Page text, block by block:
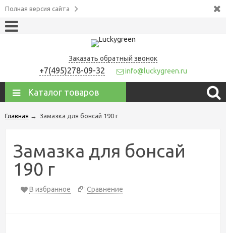
Полная версия сайта
Заказать обратный звонок
+7(495)278-09-32 info@luckygreen.ru
Каталог товаров
Главная → Замазка для бонсай 190 г
Замазка для бонсай
190 г
В избранное Сравнение